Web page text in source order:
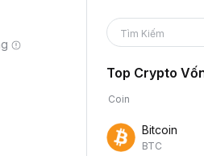
Tìm Kiếm
Top Crypto
Coin
Bitcoin
BTC